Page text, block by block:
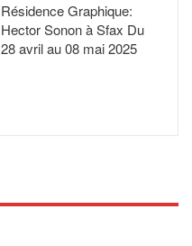
Résidence Graphique:
Hector Sonon à Sfax Du
28 avril au 08 mai 2025